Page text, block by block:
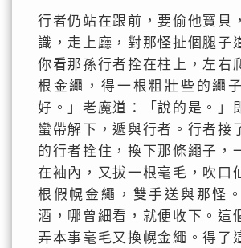
行者仍站在跟前，要偷他寶貝
識，走上廳，對那怪扯個腿子
你看那孫行者拴在柱上，左右
根金繩，得一根粗壯些的繩
好。」老魔道：「說的是。」
蠻帶解下，遞與行者。行者接
的行者拴住，換下那條繩子，
在袖內，又拔一根毫毛，吹口
根假幌金繩，雙手送與那怪
酒，哪曾細看，就便收下。這
弄本事毫毛又換幌金繩。得了